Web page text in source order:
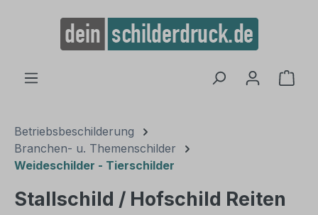
springen
Betriebsbeschilderung
Branchen- u. Themenschilder
Weideschilder - Tierschilder
Stallschild / Hofschild Reiten